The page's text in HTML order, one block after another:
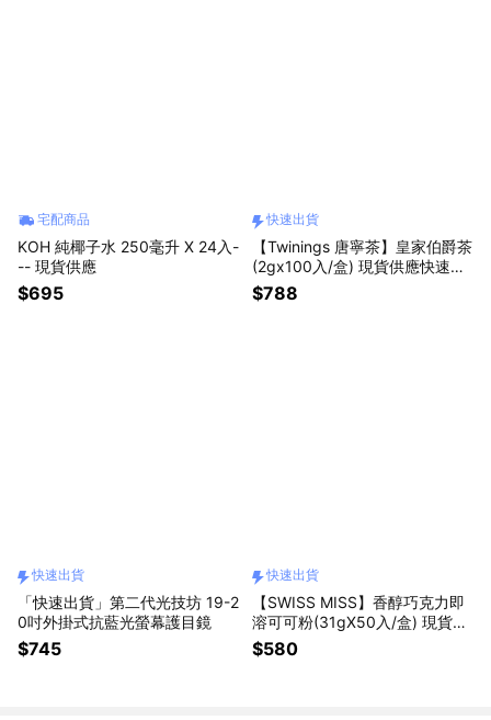
宅配商品
KOH 純椰子水 250毫升 X 24入-
-- 現貨供應
$695
快速出貨
【Twinings 唐寧茶】皇家伯爵茶
(2gx100入/盒) 現貨供應快速出
貨
$788
快速出貨
「快速出貨」第二代光技坊 19-2
0吋外掛式抗藍光螢幕護目鏡
$745
快速出貨
【SWISS MISS】香醇巧克力即
溶可可粉(31gX50入/盒) 現貨供
應快速出貨
$580